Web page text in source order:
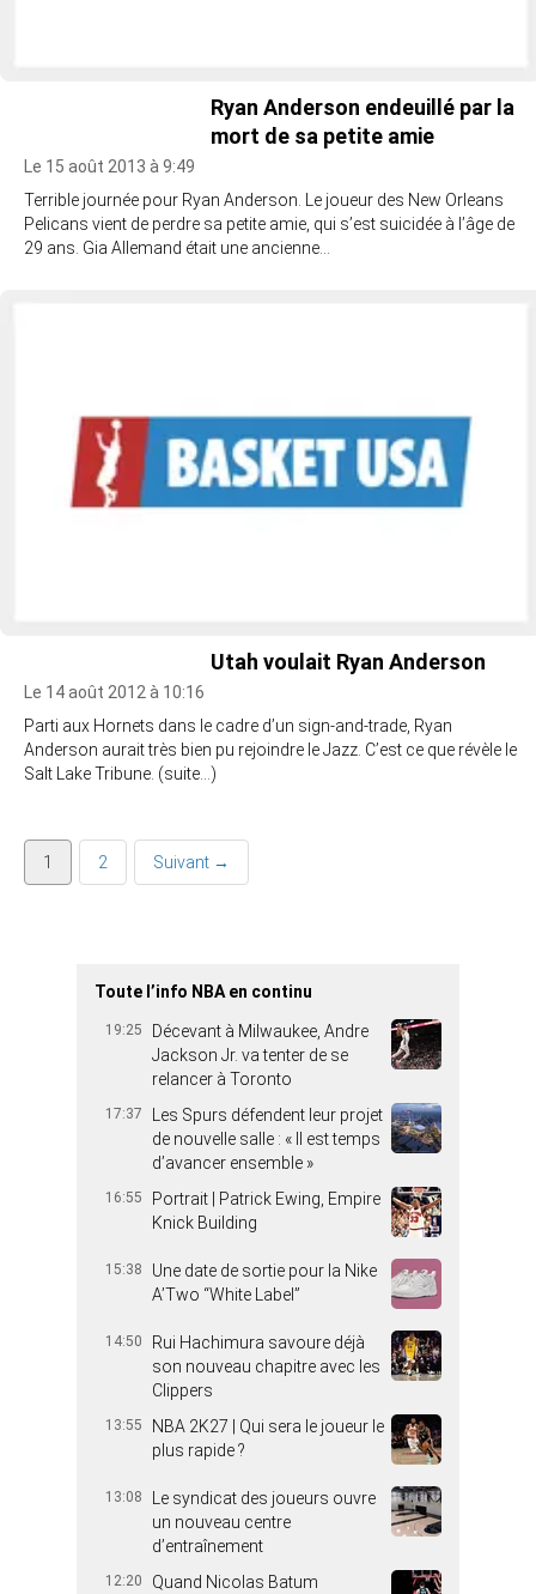
Ryan Anderson endeuillé par la
mort de sa petite amie
Le 15 août 2013 à 9:49
Terrible journée pour Ryan Anderson. Le joueur des New Orleans
Pelicans vient de perdre sa petite amie, qui s’est suicidée à l’âge de
29 ans. Gia Allemand était une ancienne…
Utah voulait Ryan Anderson
Le 14 août 2012 à 10:16
Parti aux Hornets dans le cadre d’un sign-and-trade, Ryan
Anderson aurait très bien pu rejoindre le Jazz. C’est ce que révèle le
Salt Lake Tribune. (suite…)
1 2 Suivant →
Toute l’info NBA en continu
19:25
Décevant à Milwaukee, Andre
Jackson Jr. va tenter de se
relancer à Toronto
17:37
Les Spurs défendent leur projet
de nouvelle salle : « Il est temps
d’avancer ensemble »
16:55
Portrait | Patrick Ewing, Empire
Knick Building
15:38
Une date de sortie pour la Nike
A’Two “White Label”
14:50
Rui Hachimura savoure déjà
son nouveau chapitre avec les
Clippers
13:55
NBA 2K27 | Qui sera le joueur le
plus rapide ?
13:08
Le syndicat des joueurs ouvre
un nouveau centre
d’entraînement
12:20
Quand Nicolas Batum